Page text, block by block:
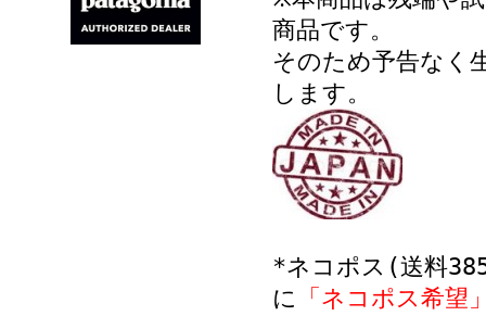
商品です。
そのため予告なく
します。
*ネコポス(送料
に
「ネコポス希望